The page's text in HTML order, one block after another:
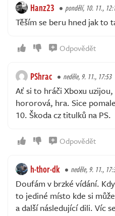
Hanz23 pondělí, 10. 11.,
Těším se beru hned jak to
Odpovědět
PShrac neděle, 9. 11., 17:53
Ať si to hráči Xboxu
hororová, hra. Sice
10. Škoda cz titulků na PS.
Odpovědět
h-thor-dk neděle, 9. 11.,
Doufám v brzké vídání.
to jediné místo kde si
a další následující dili. Víc